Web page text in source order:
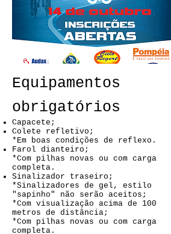
Equipamentos
obrigatórios
Capacete;
Colete refletivo;
*Em boas condições de reflexo.
Farol dianteiro;
*Com pilhas novas ou com carga
completa.
Sinalizador traseiro;
*Sinalizadores de gel, estilo
"sapinho" não serão aceitos;
*Com visualização acima de 100
metros de distância;
*Com pilhas novas ou com carga
completa.